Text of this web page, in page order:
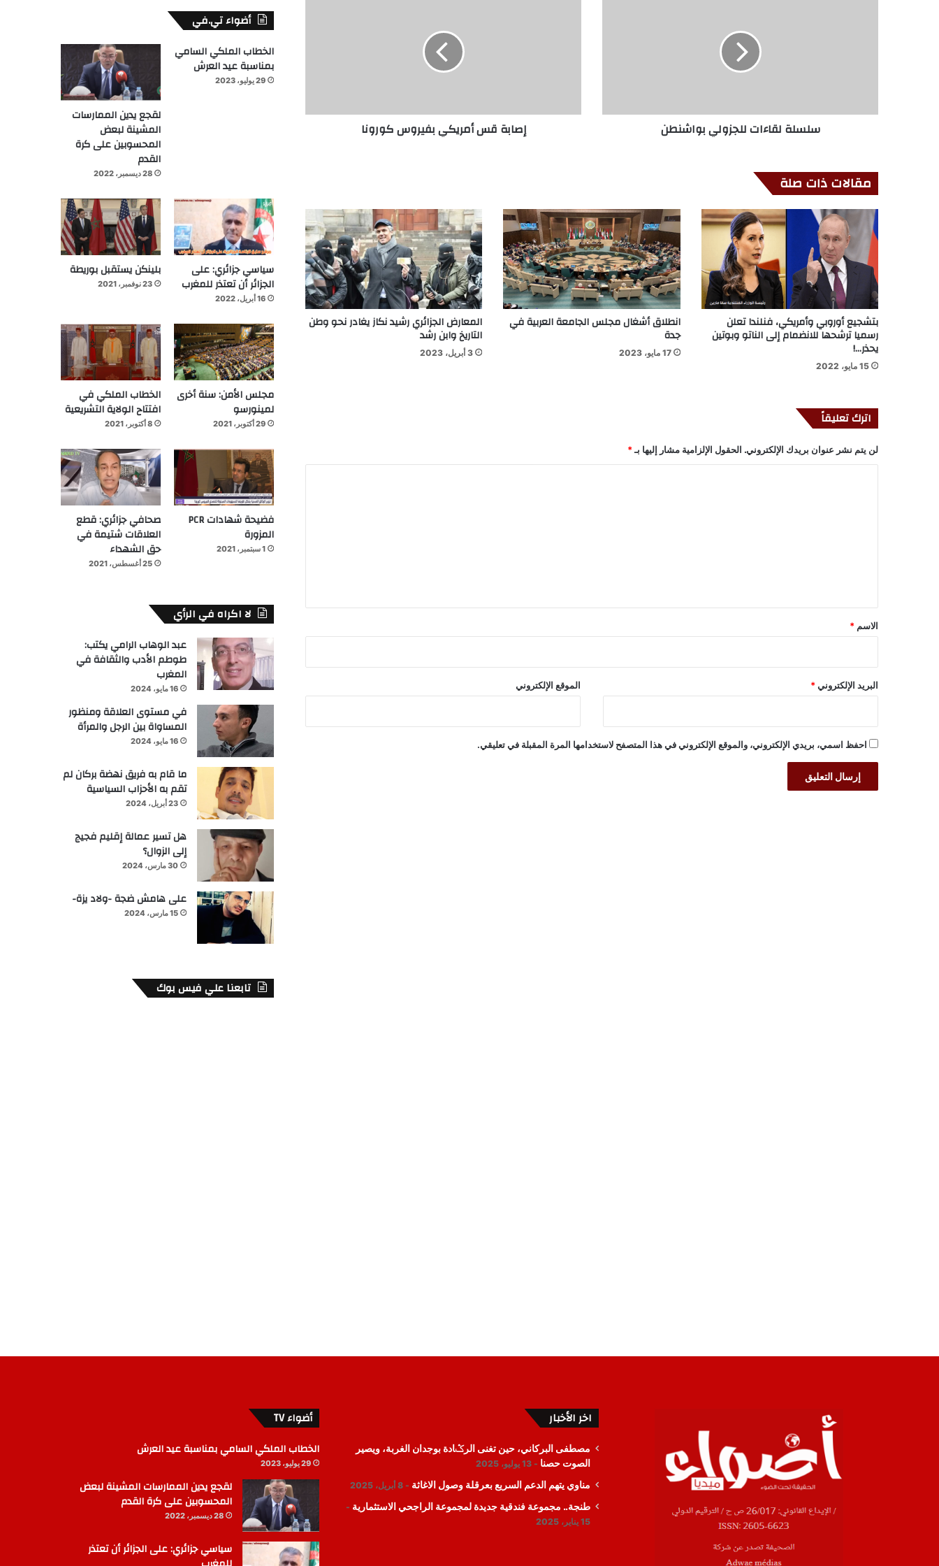
سلسلة لقاءات للجزولي بواشنطن إصابة قس أمريكي بفيروس كورونا
مقالات ذات صلة
بتشجيع أوروبي وأمريكي، فنلندا تعلن
رسميا ترشحها للانضمام إلى الناتو وبوتين
يحذر…!
15 مايو، 2022
انطلاق أشغال مجلس الجامعة العربية في
جدة
17 مايو، 2023
المعارض الجزائري رشيد نكاز يغادر نحو وطن
التاريخ وابن رشد
3 أبريل، 2023
اترك تعليقاً
لن يتم نشر عنوان بريدك الإلكتروني. الحقول الإلزامية مشار إليها بـ *
*
الاسم *
البريد الإلكتروني * الموقع الإلكتروني
احفظ اسمي، بريدي الإلكتروني، والموقع الإلكتروني في هذا المتصفح لاستخدامها المرة المقبلة في تعليقي.
أضواء تي.في
الخطاب الملكي السامي
بمناسبة عيد العرش
29 يوليو، 2023
لقجع يدين الممارسات
المشينة لبعض
المحسوبين على كرة
القدم
28 ديسمبر، 2022
سياسي جزائري: على
الجزائر أن تعتذر للمغرب
16 أبريل، 2022
بلينكن يستقبل بوريطة
23 نوفمبر، 2021
مجلس الأمن: سنة أخرى
لمينورسو
29 أكتوبر، 2021
الخطاب الملكي في
افتتاح الولاية التشريعية
8 أكتوبر، 2021
فضيحة شهادات PCR
المزورة
1 سبتمبر، 2021
صحافي جزائري: قطع
العلاقات شتيمة في
حق الشهداء
25 أغسطس، 2021
لا اكراه في الرأي
عبد الوهاب الرامي يكتب:
طوطم الأدب والثقافة في
المغرب
16 مايو، 2024
في مستوى العلاقة ومنظور
المساواة بين الرجل والمرأة
16 مايو، 2024
ما قام به فريق نهضة بركان لم
تقم به الأحزاب السياسية
23 أبريل، 2024
هل تسير عمالة إقليم فجيج
إلى الزوال؟
30 مارس، 2024
على هامش ضجة -ولاد يزة-
15 مارس، 2024
تابعنا علي فيس بوك
اخر الأخبار
مصطفى البركاني، حين تغنى الرݣادة بوجدان الغربة، ويصير
الصوت حصنا
13 يوليو، 2025
مناوي يتهم الدعم السريع بعرقلة وصول الاغاثة 8 أبريل، 2025
طنجة.. مجموعة فندقية جديدة لمجموعة الراجحي الاستثمارية
15 يناير، 2025
أضواء TV
الخطاب الملكي السامي بمناسبة عيد العرش
29 يوليو، 2023
لقجع يدين الممارسات المشينة لبعض
المحسوبين على كرة القدم
28 ديسمبر، 2022
سياسي جزائري: على الجزائر أن تعتذر